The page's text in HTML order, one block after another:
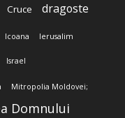
Cruce dragoste
Icoana Ierusalim
Israel
Mitropolia Moldovei;
Domnului